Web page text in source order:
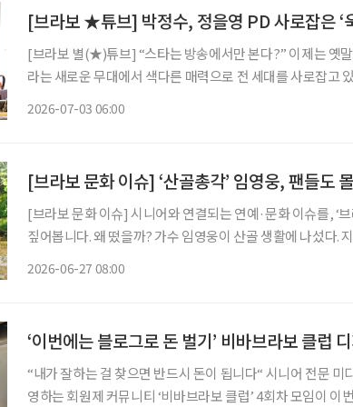
[브라보 ★튜브] 박정수, 정을영 PD 사로잡은 ‘
[브라보 별(★)튜브] “스타는 방송에서만 본다?” 이제는 옛
라는 새로운 무대에서 색다른 매력으로 전 세대를 사로잡고
2026-07-03 06:00
[브라보 문화 이슈] ‘산골총각’ 임영웅, 팬들도
[브라보 문화 이슈] 시니어와 연결되는 연예·문화 이슈를, ‘
짚어봅니다. 왜 떴을까? 가수 임영웅이 산골 생활에 나섰다. 지난 23일 첫 방송된 SBS 예능
2026-06-27 08:00
‘이번에는 블로그로 돈 벌기’ 비바브라보 클럽
“내가 잘하는 걸 찾으면 반드시 돈이 됩니다“ 시니어 전문 미디어 ‘브라보 마이 라이프’가 운
영하는 회원제 커뮤니티 ‘비바브라보 클럽’ 4회차 모임이 이